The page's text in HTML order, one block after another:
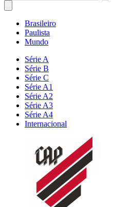
Brasileiro
Paulista
Mundo
Série A
Série B
Série C
Série A1
Série A2
Série A3
Série A4
Internacional